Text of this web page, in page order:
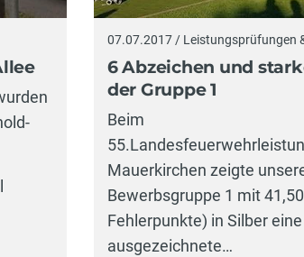
07.07.2017 / Leistungsprüfungen
6 Abzeichen und
der Gruppe 1
Beim
Mauerkirchen zeigte
Bewerbsgruppe 1 mit
Fehlerpunkte) in Silber eine
ausgezeichnete…